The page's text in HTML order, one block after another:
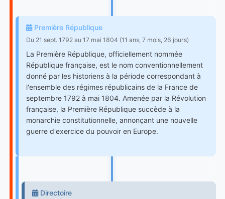
Première République
Du 21 sept. 1792 au 17 mai 1804 (11 ans, 7 mois, 26 jours)
La Première République, officiellement nommée
République française, est le nom conventionnellement
donné par les historiens à la période correspondant à
l'ensemble des régimes républicains de la France de
septembre 1792 à mai 1804. Amenée par la Révolution
française, la Première République succède à la
monarchie constitutionnelle, annonçant une nouvelle
guerre d'exercice du pouvoir en Europe.
Directoire